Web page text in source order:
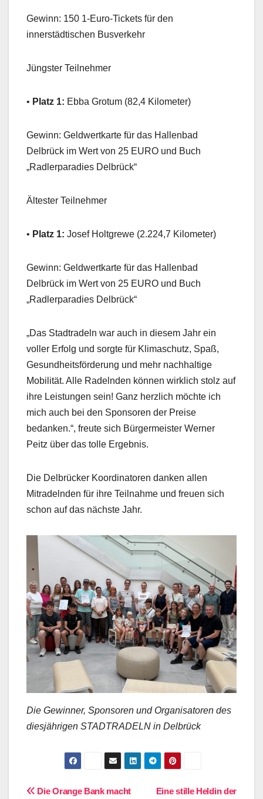
Gewinn: 150 1-Euro-Tickets für den
innerstädtischen Busverkehr
Jüngster Teilnehmer
• Platz 1: Ebba Grotum (82,4 Kilometer)
Gewinn: Geldwertkarte für das Hallenbad
Delbrück im Wert von 25 EURO und Buch
„Radlerparadies Delbrück“
Ältester Teilnehmer
• Platz 1: Josef Holtgrewe (2.224,7 Kilometer)
Gewinn: Geldwertkarte für das Hallenbad
Delbrück im Wert von 25 EURO und Buch
„Radlerparadies Delbrück“
„Das Stadtradeln war auch in diesem Jahr ein
voller Erfolg und sorgte für Klimaschutz, Spaß,
Gesundheitsförderung und mehr nachhaltige
Mobilität. Alle Radelnden können wirklich stolz auf
ihre Leistungen sein! Ganz herzlich möchte ich
mich auch bei den Sponsoren der Preise
bedanken.“, freute sich Bürgermeister Werner
Peitz über das tolle Ergebnis.
Die Delbrücker Koordinatoren danken allen
Mitradelnden für ihre Teilnahme und freuen sich
schon auf das nächste Jahr.
Die Gewinner, Sponsoren und Organisatoren des
diesjährigen STADTRADELN in Delbrück
Eine stille Heldin der
Die Orange Bank macht